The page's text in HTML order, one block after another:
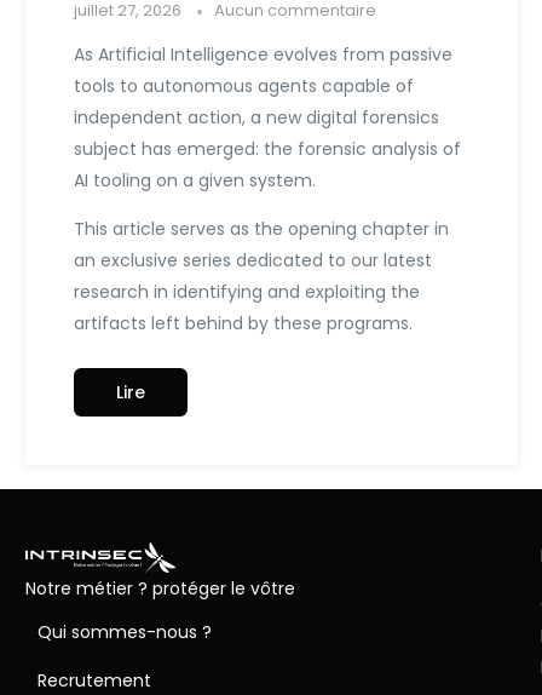
juillet 27, 2026 Aucun commentaire
As Artificial Intelligence evolves from passive
tools to autonomous agents capable of
independent action, a new digital forensics
subject has emerged: the forensic analysis of
AI tooling on a given system.
This article serves as the opening chapter in
an exclusive series dedicated to our latest
research in identifying and exploiting the
artifacts left behind by these programs.
Lire
Notre métier ? protéger le vôtre
Qui sommes-nous ?
Recrutement